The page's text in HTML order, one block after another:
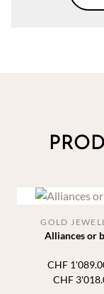
Alliances or
GOLD
CHF
CHF